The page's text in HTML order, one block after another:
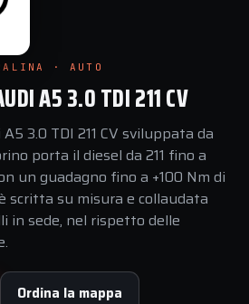
· AUTO
A5 3.0 TDI 211 CV
3.0 TDI 211 CV sviluppata da
porta il diesel da 211 fino a
un guadagno fino a +100 Nm di
scritta su misura e collaudata
in sede, nel rispetto delle
Ordina la mappa